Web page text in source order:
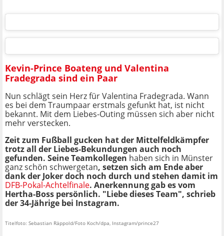
Kevin-Prince Boateng und Valentina
Fradegrada sind ein Paar
Nun schlägt sein Herz für Valentina Fradegrada. Wann
es bei dem Traumpaar erstmals gefunkt hat, ist nicht
bekannt. Mit dem Liebes-Outing müssen sich aber nicht
mehr verstecken.
Zeit zum Fußball gucken hat der Mittelfeldkämpfer
trotz all der Liebes-Bekundungen auch noch
gefunden. Seine Teamkollegen haben sich in Münster
ganz schön schwergetan, setzen sich am Ende aber
dank der Joker doch noch durch und stehen damit im
DFB-Pokal-Achtelfinale. Anerkennung gab es vom
Hertha-Boss persönlich. "Liebe dieses Team", schrieb
der 34-Jährige bei Instagram.
Titelfoto: Sebastian Räppold/Foto Koch/dpa, Instagram/prince27